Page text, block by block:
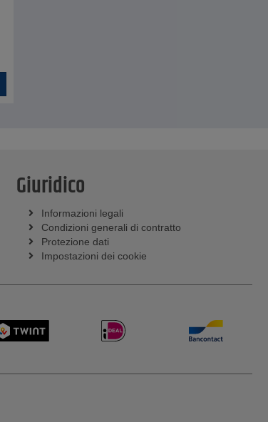
Giuridico
Informazioni legali
Condizioni generali di contratto
Protezione dati
Impostazioni dei cookie